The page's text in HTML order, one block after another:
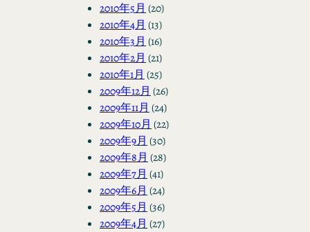
2010年5月 (20)
2010年4月 (13)
2010年3月 (16)
2010年2月 (21)
2010年1月 (25)
2009年12月 (26)
2009年11月 (24)
2009年10月 (22)
2009年9月 (30)
2009年8月 (28)
2009年7月 (41)
2009年6月 (24)
2009年5月 (36)
2009年4月 (27)